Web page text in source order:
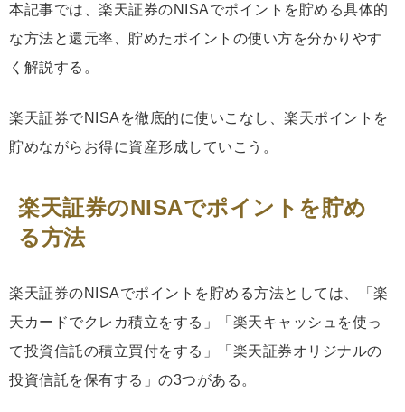
本記事では、楽天証券のNISAでポイントを貯める具体的
な方法と還元率、貯めたポイントの使い方を分かりやす
く解説する。
楽天証券でNISAを徹底的に使いこなし、楽天ポイントを
貯めながらお得に資産形成していこう。
楽天証券のNISAでポイントを貯め
る方法
楽天証券のNISAでポイントを貯める方法としては、「楽
天カードでクレカ積立をする」「楽天キャッシュを使っ
て投資信託の積立買付をする」「楽天証券オリジナルの
投資信託を保有する」の3つがある。